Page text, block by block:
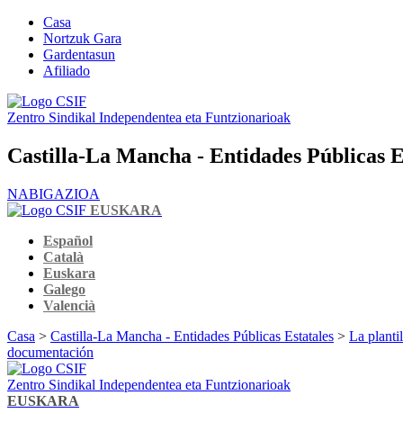
Casa
Nortzuk Gara
Gardentasun
Afiliado
Zentro Sindikal Independentea eta Funtzionarioak
Castilla-La Mancha - Entidades Públicas
NABIGAZIOA
EUSKARA
Español
Català
Euskara
Galego
Valencià
Casa > Castilla-La Mancha - Entidades Públicas Estatales > La
documentación
Zentro Sindikal Independentea eta Funtzionarioak
EUSKARA